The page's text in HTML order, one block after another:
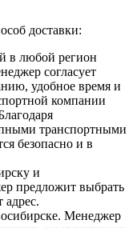
доставки:
в любой регион
согласует
удобное время и
компании
транспортными
безопасно и в
и
предложит выбрать
адрес.
Менеджер